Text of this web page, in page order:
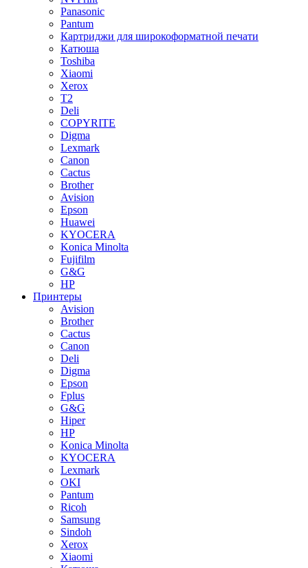
Panasonic
Pantum
Картриджи для широкоформатной печати
Катюша
Toshiba
Xiaomi
Xerox
T2
Deli
COPYRITE
Digma
Lexmark
Canon
Cactus
Brother
Avision
Epson
Huawei
KYOCERA
Konica Minolta
Fujifilm
G&G
HP
Принтеры
Avision
Brother
Cactus
Canon
Deli
Digma
Epson
Fplus
G&G
Hiper
HP
Konica Minolta
KYOCERA
Lexmark
OKI
Pantum
Ricoh
Samsung
Sindoh
Xerox
Xiaomi